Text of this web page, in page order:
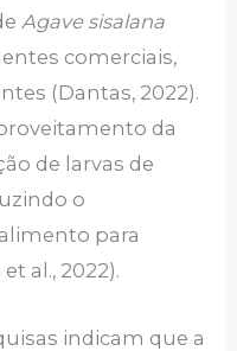
Agave sisalana
comerciais,
(Dantas, 2022).
da
de larvas de
o
para
al., 2022).
indicam que a